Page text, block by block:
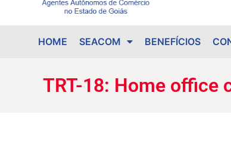
HOME SEACOM BENEFÍCIOS
TRT-18: Home office